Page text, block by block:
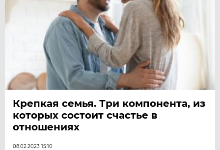
Крепкая семья. Три компонента, из
которых состоит счастье в
отношениях
08.02.2023 15:10